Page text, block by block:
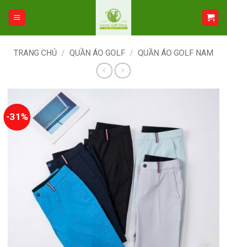
TRANG CHỦ / QUẦN ÁO GOLF / QUẦN ÁO GOLF NAM
-31%